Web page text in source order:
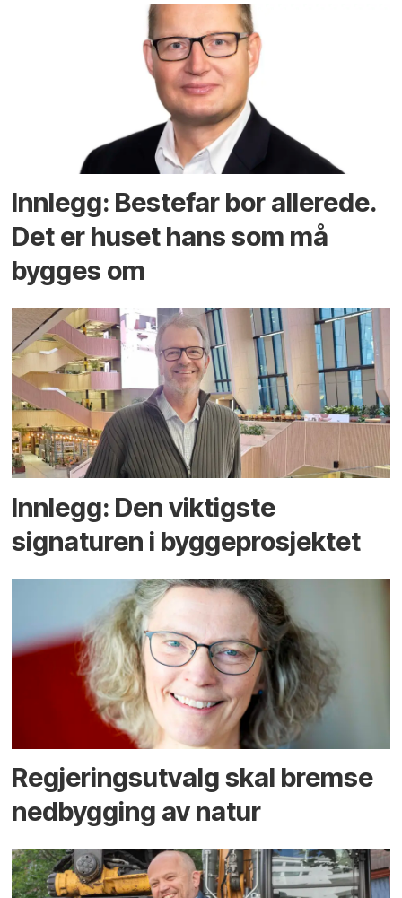
Innlegg: Bestefar bor allerede.
Det er huset hans som må
bygges om
Innlegg: Den viktigste
signaturen i bygge­­prosjektet
Regjerings­utvalg skal bremse
ned­bygging av natur